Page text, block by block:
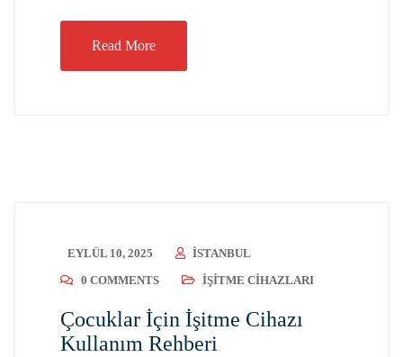
Read More
EYLÜL 10, 2025
ISTANBUL
0 COMMENTS
İŞITME CIHAZLARI
Çocuklar İçin İşitme Cihazı
Kullanım Rehberi